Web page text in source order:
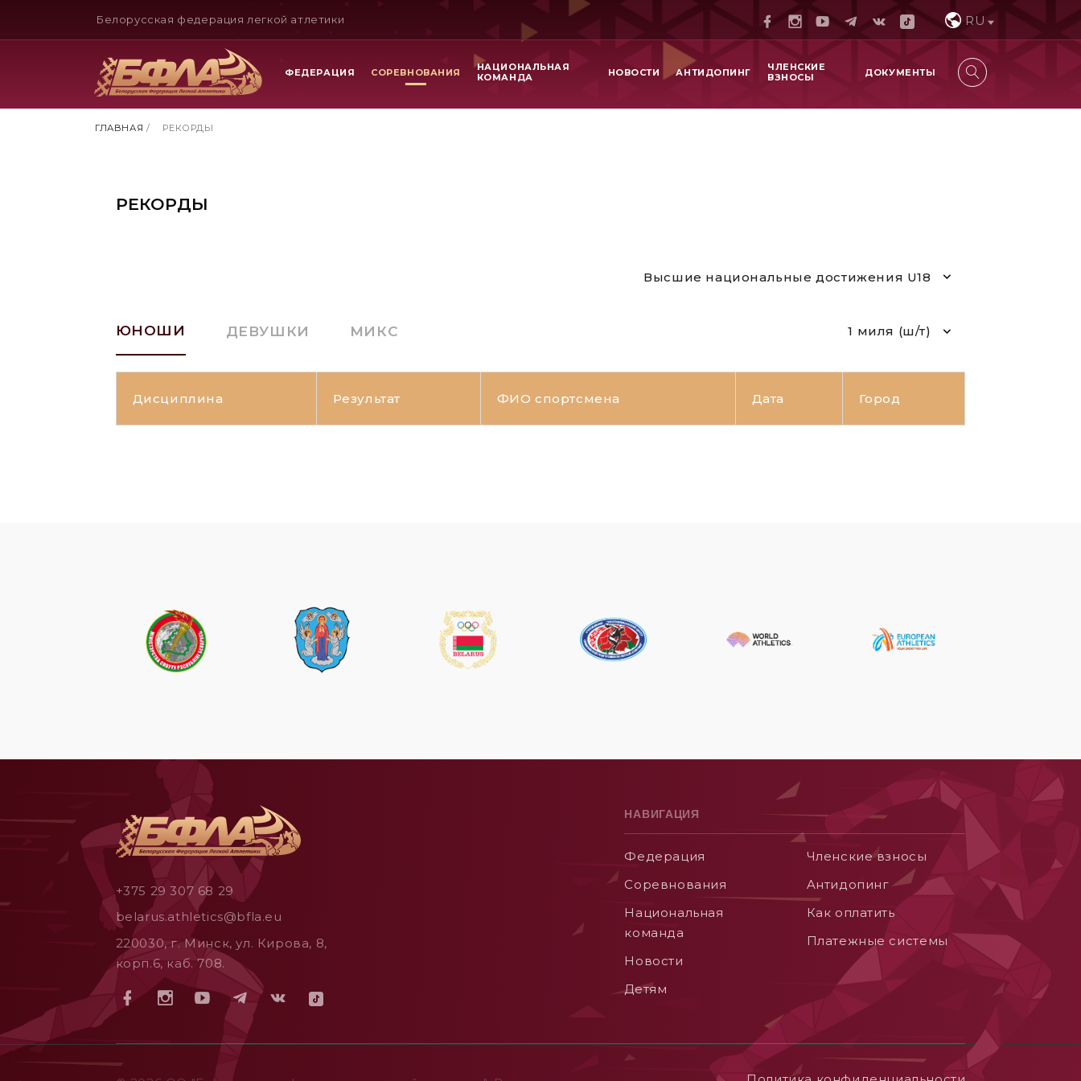
Белорусская федерация легкой атлетики RU
ФЕДЕРАЦИЯ СОРЕВНОВАНИЯ
НАЦИОНАЛЬНАЯ
КОМАНДА
НОВОСТИ АНТИДОПИНГ
ЧЛЕНСКИЕ
ВЗНОСЫ
ДОКУМЕНТЫ
ГЛАВНАЯ / РЕКОРДЫ
РЕКОРДЫ
Высшие национальные достижения U18
ЮНОШИ ДЕВУШКИ МИКС 1 миля (ш/т)
Дисциплина Результат ФИО спортсмена Дата Город
+375 29 307 68 29
belarus.athletics@bfla.eu
220030, г. Минск, ул. Кирова, 8,
корп.6, каб. 708.
НАВИГАЦИЯ
Федерация
Соревнования
Национальная
команда
Новости
Детям
Членские взносы
Aнтидопинг
Как оплатить
Платежные системы